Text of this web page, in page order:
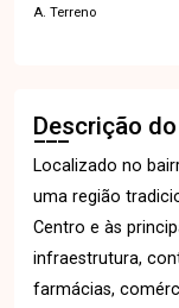
A. Terreno
Descrição
Localizado no
uma região
Centro e às
infraestrutura,
farmácias,